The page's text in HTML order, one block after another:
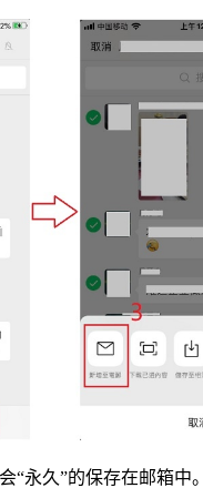
“永久”的保存在邮箱中。